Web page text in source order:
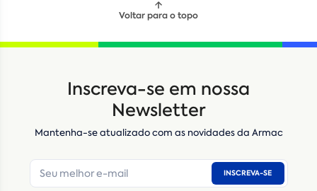
Voltar para o topo
Inscreva-se em nossa
Newsletter
Mantenha-se atualizado com as novidades da Armac
INSCREVA-SE
Locação Compra de seminovos
E-mail*
Número de telefone